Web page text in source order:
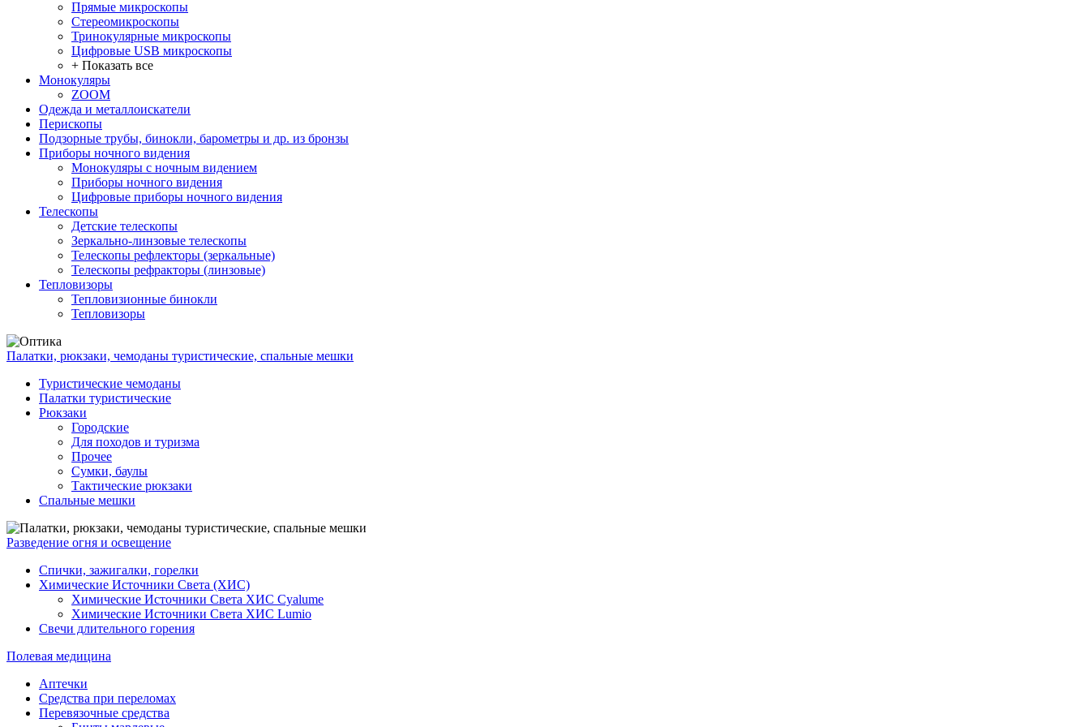
Прямые микроскопы
Стереомикроскопы
Тринокулярные микроскопы
Цифровые USB микроскопы
+ Показать все
Монокуляры
ZOOM
Одежда и металлоискатели
Перископы
Подзорные трубы, бинокли, барометры и др. из бронзы
Приборы ночного видения
Монокуляры с ночным видением
Приборы ночного видения
Цифровые приборы ночного видения
Телескопы
Детские телескопы
Зеркально-линзовые телескопы
Телескопы рефлекторы (зеркальные)
Телескопы рефракторы (линзовые)
Тепловизоры
Тепловизионные бинокли
Тепловизоры
Палатки, рюкзаки, чемоданы туристические, спальные мешки
Туристические чемоданы
Палатки туристические
Рюкзаки
Городские
Для походов и туризма
Прочее
Сумки, баулы
Тактические рюкзаки
Спальные мешки
Разведение огня и освещение
Спички, зажигалки, горелки
Химические Источники Света (ХИС)
Химические Источники Света ХИС Cyalume
Химические Источники Света ХИС Lumio
Свечи длительного горения
Полевая медицина
Аптечки
Средства при переломах
Перевязочные средства